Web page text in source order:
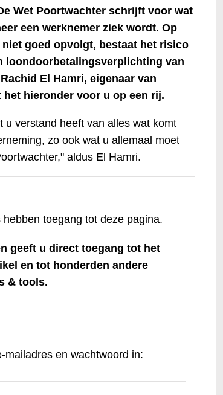
Wet Poortwachter schrijft voor wat
een werknemer ziek wordt. Op
goed opvolgt, bestaat het risico
loondoorbetalingsverplichting van
El Hamri, eigenaar van
het hieronder voor u op een rij.
u verstand heeft van alles wat komt
zo ook wat u allemaal moet
aldus El Hamri.
toegang tot deze pagina.
geeft u direct toegang tot het
en tot honderden andere
& tools.
mailadres en wachtwoord in: